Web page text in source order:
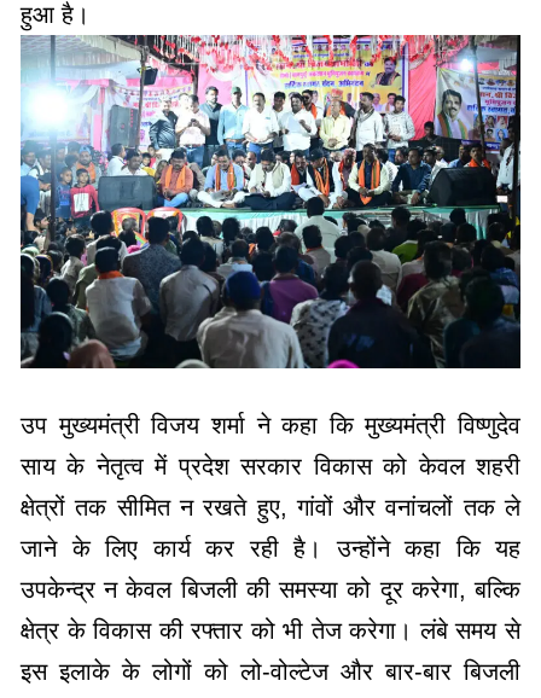
हुआ है।
उप मुख्यमंत्री विजय शर्मा ने कहा कि मुख्यमंत्री विष्णुदेव
साय के नेतृत्व में प्रदेश सरकार विकास को केवल शहरी
क्षेत्रों तक सीमित न रखते हुए, गांवों और वनांचलों तक ले
जाने के लिए कार्य कर रही है। उन्होंने कहा कि यह
उपकेन्द्र न केवल बिजली की समस्या को दूर करेगा, बल्कि
क्षेत्र के विकास की रफ्तार को भी तेज करेगा। लंबे समय से
इस इलाके के लोगों को लो-वोल्टेज और बार-बार बिजली